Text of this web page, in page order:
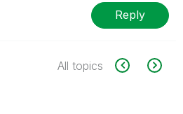
Reply
All topics